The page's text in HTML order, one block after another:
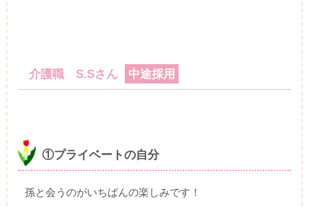
介護職 S.Sさん 中途採用
①プライベートの自分
孫と会うのがいちばんの楽しみです！